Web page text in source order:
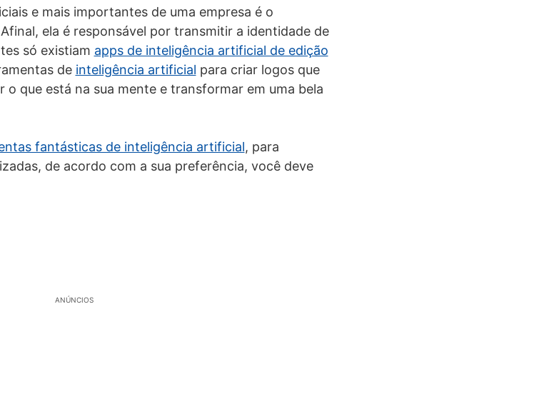
e mais importantes de uma empresa é o
ela é responsável por transmitir a identidade de
só existiam apps de inteligência artificial de edição
de inteligência artificial para criar logos que
que está na sua mente e transformar em uma bela
fantásticas de inteligência artificial, para
de acordo com a sua preferência, você deve
ANÚNCIOS